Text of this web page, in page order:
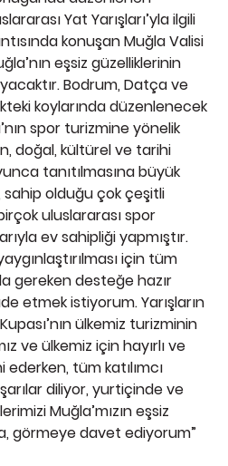
Yat Yarışları’yla ilgili
konuşan Muğla Valisi
eşsiz güzelliklerinin
Bodrum, Datça ve
koylarında düzenlenecek
spor turizmine yönelik
doğal, kültürel ve tarihi
tanıtılmasına büyük
sahip olduğu çok çeşitli
uluslararası spor
ev sahipliği yapmıştır.
için tüm
gereken desteğe hazır
etmek istiyorum. Yarışların
ülkemiz turizminin
ve ülkemiz için hayırlı ve
tüm katılımcı
diliyor, yurtiçinde ve
Muğla’mızın eşsiz
görmeye davet ediyorum”